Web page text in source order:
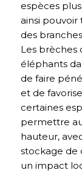
espèces
ainsi pouvoir
des
Les brèches
éléphants
de faire
et de
certaines
permettre
hauteur,
stockage de
un impact